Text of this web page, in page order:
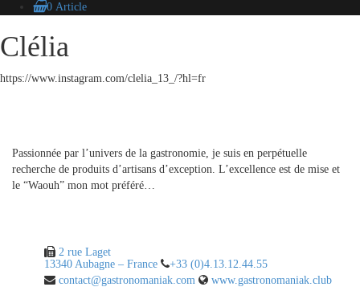
0 Article
propos
compte
partenaires
Skip
to
Clélia
https://www.instagram.com/clelia_13_/?hl=fr
Passionnée par l’univers de la gastronomie, je suis en perpétuelle
recherche de produits d’artisans d’exception. L’excellence est de mise et
le “Waouh” mon mot préféré…
2 rue Laget
13340 Aubagne – France
+33 (0)4.13.12.44.55
contact@gastronomaniak.com
www.gastronomaniak.club